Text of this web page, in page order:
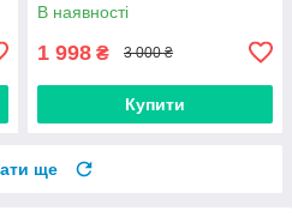
В наявності
1 998 ₴ 3 000 ₴
Купити
ще